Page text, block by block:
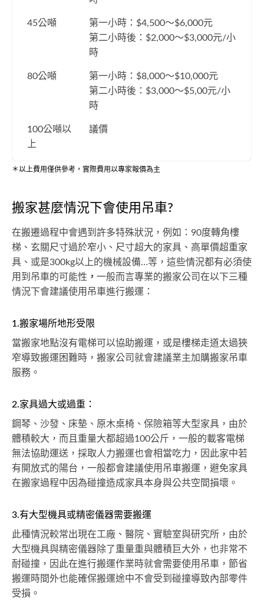
45公噸
第一小時：$4,500～$6,000元
第二小時後：$2,000～$3,000元/小
時
80公噸
第一小時：$8,000～$10,000元
第二小時後：$3,000～$5,00元/小
時
100公噸以
上
議價
＊以上費用僅供參考，實際費用以專家報價為主
搬家甚麼情況下會使用吊車?
在搬遷過程中會遇到許多特殊狀況，例如：90度轉角樓
梯、玄關尺寸過於窄小、尺寸超大的家具、高單價超重家
具、或是300kg以上的機械設備…等，這些情況都有必須使
用到吊車的可能性 ， 一般而言專業的搬家公司在以下三種
情況下會建議使用吊車進行搬運：
1.搬家場所地形受限
當搬家地點沒有電梯可以協助搬運，或是樓梯走道太過狹
窄導致搬運困難時，搬家公司就會建議業主加購搬家吊車
服務。
2.家具過大或過重：
鋼琴、沙發、床墊、原木桌椅、保險箱等大型家具，由於
體積較大，而且重量大都超過100公斤，一般的載客電梯
無法協助運送，採取人力搬運也會相當吃力，因此家中若
有開放式的陽台，一般都會建議使用吊車搬運，避免家具
在搬家過程中因為碰撞造成家具本身與公共空間損壞。
3.有大型機具或精密儀器需要搬運
此種情況較常出現在工廠、醫院、實驗室與研究所，由於
大型機具與精密儀器除了重量重與體積巨大外，也非常不
耐碰撞，因此在進行搬運作業時就會需要使用吊車，節省
搬運時間外也能確保搬運途中不會受到碰撞導致內部零件
受損。